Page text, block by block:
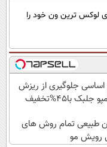
بخار؛ هواوی لوکس ترین ون خود را
اساسی جلوگیری از ریزش
با45%تخفیف
طبیعی تمام روش های
رویش مو